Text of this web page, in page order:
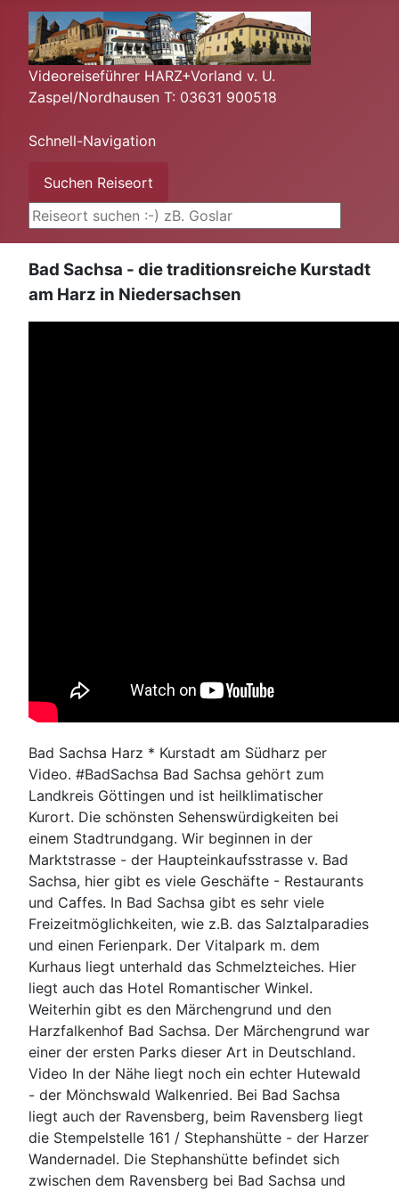
Videoreiseführer HARZ+Vorland v. U.
Zaspel/Nordhausen T: 03631 900518
Schnell-Navigation
Suchen Reiseort
Bad Sachsa - die traditionsreiche Kurstadt
am Harz in Niedersachsen
Bad Sachsa Harz * Kurstadt am Südharz per
Video. #BadSachsa Bad Sachsa gehört zum
Landkreis Göttingen und ist heilklimatischer
Kurort. Die schönsten Sehenswürdigkeiten bei
einem Stadtrundgang. Wir beginnen in der
Marktstrasse - der Haupteinkaufsstrasse v. Bad
Sachsa, hier gibt es viele Geschäfte - Restaurants
und Caffes. In Bad Sachsa gibt es sehr viele
Freizeitmöglichkeiten, wie z.B. das Salztalparadies
und einen Ferienpark. Der Vitalpark m. dem
Kurhaus liegt unterhald das Schmelzteiches. Hier
liegt auch das Hotel Romantischer Winkel.
Weiterhin gibt es den Märchengrund und den
Harzfalkenhof Bad Sachsa. Der Märchengrund war
einer der ersten Parks dieser Art in Deutschland.
Video In der Nähe liegt noch ein echter Hutewald
- der Mönchswald Walkenried. Bei Bad Sachsa
liegt auch der Ravensberg, beim Ravensberg liegt
die Stempelstelle 161 / Stephanshütte - der Harzer
Wandernadel. Die Stephanshütte befindet sich
zwischen dem Ravensberg bei Bad Sachsa und